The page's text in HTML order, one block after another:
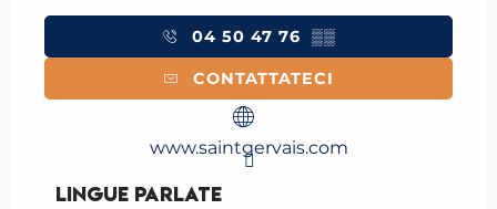
04 50 47 76 ▒▒
CONTATTATECI
www.saintgervais.com
Lingue parlate
Lingue parlate